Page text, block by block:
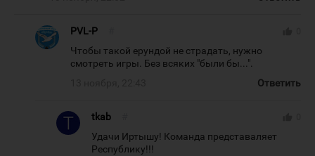
PVL-P
Чтобы такой ерундой не страдать, нужно
смотреть игры. Без всяких "были бы...".
Ответить
tkab
Удачи Иртышу! Команда представаляет
Республику!!!